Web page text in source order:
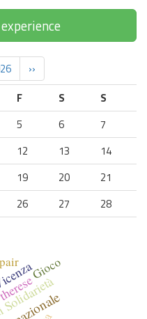
››
F S
S
5 6
7
12 13
14
19 20
21
26 27
28
Gioco